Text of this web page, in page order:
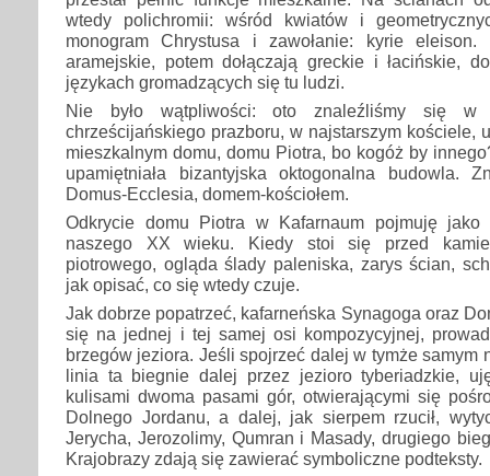
wtedy polichromii: wśród kwiatów i
monogram Chrystusa i zawołanie: kyrie
aramejskie, potem dołączają greckie i łacińskie,
językach gromadzących się tu ludzi.
Nie było wątpliwości: oto znaleźliśmy się w
chrześcijańskiego prazboru, w najstarszym kościele,
mieszkalnym domu, domu Piotra, bo kogóż by
upamiętniała bizantyjska oktogonalna budowla.
Domus-Ecclesia, domem-kościołem.
Odkrycie domu Piotra w Kafarnaum pojmuję
naszego XX wieku. Kiedy stoi się przed
piotrowego, ogląda ślady paleniska, zarys ścian,
jak opisać, co się wtedy czuje.
Jak dobrze popatrzeć, kafarneńska Synagoga oraz
się na jednej i tej samej osi kompozycyjnej,
brzegów jeziora. Jeśli spojrzeć dalej w tymże samym
linia ta biegnie dalej przez jezioro tyberiadzkie,
kulisami dwoma pasami gór, otwierającymi się
Dolnego Jordanu, a dalej, jak sierpem rzucił,
Jerycha, Jerozolimy, Qumran i Masady, drugiego
Krajobrazy zdają się zawierać symboliczne podteksty.